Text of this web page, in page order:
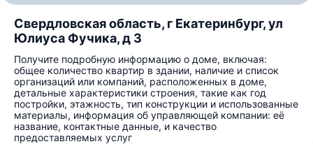
Свердловская область, г Екатеринбург, ул
Юлиуса Фучика, д 3
Получите подробную информацию о доме, включая:
общее количество квартир в здании, наличие и список
организаций или компаний, расположенных в доме,
детальные характеристики строения, такие как год
постройки, этажность, тип конструкции и использованные
материалы, информация об управляющей компании: её
название, контактные данные, и качество
предоставляемых услуг